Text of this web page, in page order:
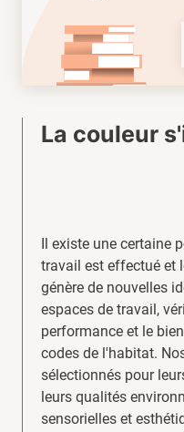
La couleur
Il existe une certaine
travail est effectué et
génère de nouvelles
espaces de travail,
performance et le
codes de l'habitat.
sélectionnés pour
leurs qualités
sensorielles et